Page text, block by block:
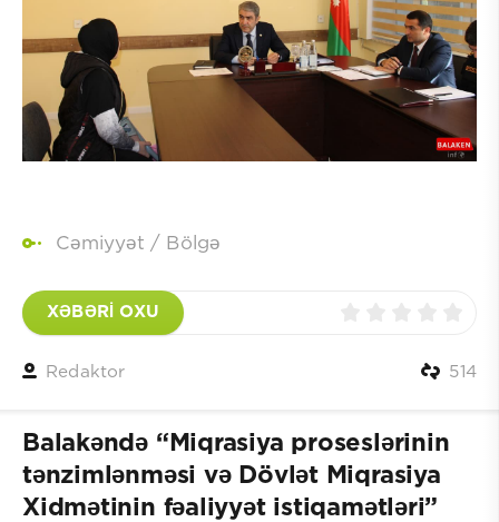
Cəmiyyət / Bölgə
XƏBƏRİ OXU
Redaktor 514
Balakəndə “Miqrasiya proseslərinin
tənzimlənməsi və Dövlət Miqrasiya
Xidmətinin fəaliyyət istiqamətləri”